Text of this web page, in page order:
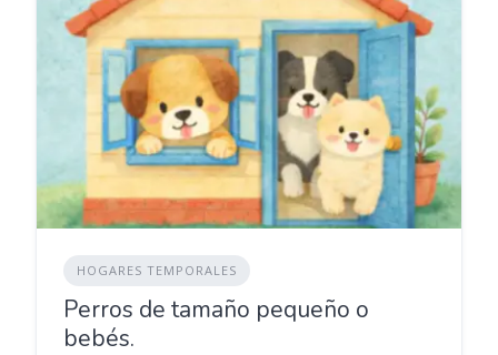
HOGARES TEMPORALES
Perros de tamaño pequeño o
bebés.